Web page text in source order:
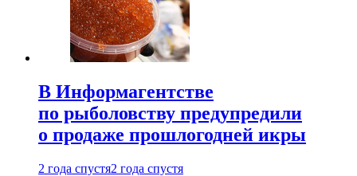
В Информагентстве
по рыболовству предупредили
о продаже прошлогодней икры
2 года спустя2 года спустя